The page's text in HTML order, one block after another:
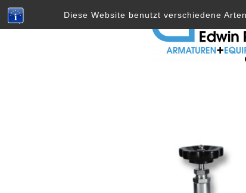
Diese Website benutzt verschiedene
Skip